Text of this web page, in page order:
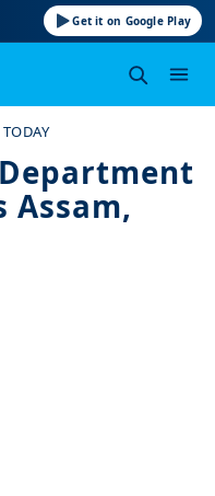
Get it on Google Play
Assam,